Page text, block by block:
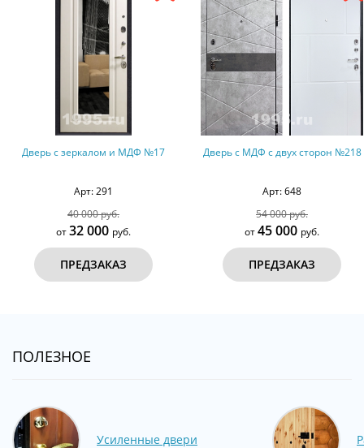
Дверь с зеркалом и МДФ №17
Арт: 291
40 000 руб.
от32 000 руб.
ПРЕДЗАКАЗ
Дверь с МДФ с двух сторон №218
Арт: 648
54 000 руб.
от45 000 руб.
ПРЕДЗАКАЗ
ПОЛЕЗНОЕ
Усиленные двери